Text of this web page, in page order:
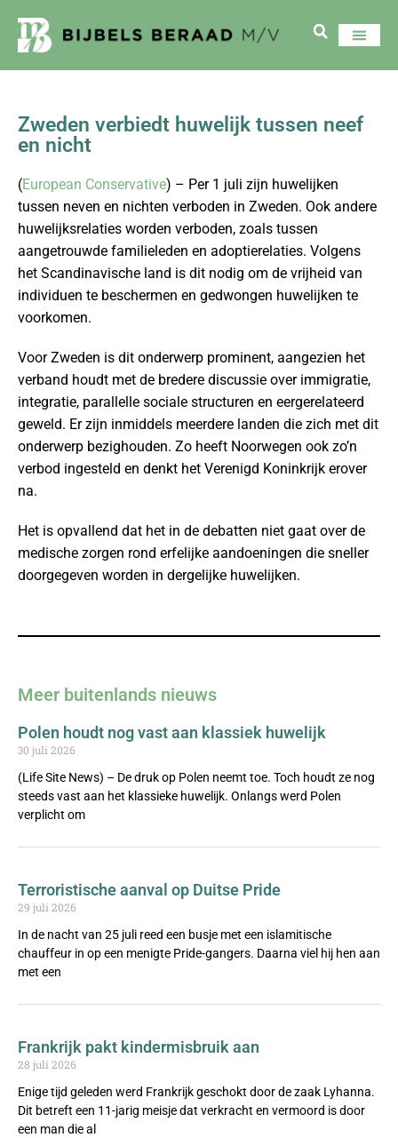
Zweden verbiedt huwelijk tussen neef
en nicht
(European Conservative) – Per 1 juli zijn huwelijken
tussen neven en nichten verboden in Zweden. Ook andere
huwelijksrelaties worden verboden, zoals tussen
aangetrouwde familieleden en adoptierelaties. Volgens
het Scandinavische land is dit nodig om de vrijheid van
individuen te beschermen en gedwongen huwelijken te
voorkomen.
Voor Zweden is dit onderwerp prominent, aangezien het
verband houdt met de bredere discussie over immigratie,
integratie, parallelle sociale structuren en eergerelateerd
geweld. Er zijn inmiddels meerdere landen die zich met dit
onderwerp bezighouden. Zo heeft Noorwegen ook zo’n
verbod ingesteld en denkt het Verenigd Koninkrijk erover
na.
Het is opvallend dat het in de debatten niet gaat over de
medische zorgen rond erfelijke aandoeningen die sneller
doorgegeven worden in dergelijke huwelijken.
Meer buitenlands nieuws
Polen houdt nog vast aan klassiek huwelijk
30 juli 2026
(Life Site News) – De druk op Polen neemt toe. Toch houdt ze nog
steeds vast aan het klassieke huwelijk. Onlangs werd Polen
verplicht om
Terroristische aanval op Duitse Pride
29 juli 2026
In de nacht van 25 juli reed een busje met een islamitische
chauffeur in op een menigte Pride-gangers. Daarna viel hij hen aan
met een
Frankrijk pakt kindermisbruik aan
28 juli 2026
Enige tijd geleden werd Frankrijk geschokt door de zaak Lyhanna.
Dit betreft een 11-jarig meisje dat verkracht en vermoord is door
een man die al